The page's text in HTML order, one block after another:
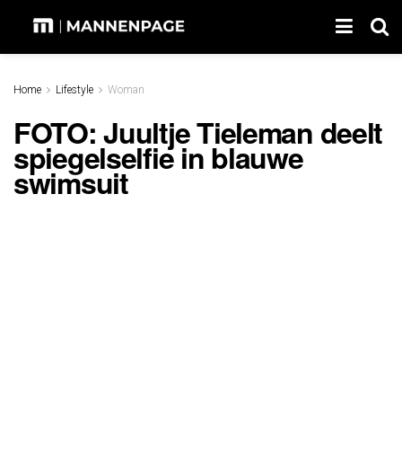
Home Lifestyle Woman
FOTO: Juultje Tieleman deelt
spiegelselfie in blauwe
swimsuit